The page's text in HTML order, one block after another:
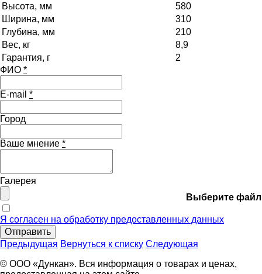
Высота, мм
580
Ширина, мм
310
Глубина, мм
210
Вес, кг
8,9
Гарантия, г
2
ФИО *
E-mail *
Город
Ваше мнение *
Галерея
Выберите файл
Я согласен на обработку предоставленных данных
Отправить
Предыдущая Вернуться к списку Следующая
© ООО «Дункан». Вся информация о товарах и ценах,